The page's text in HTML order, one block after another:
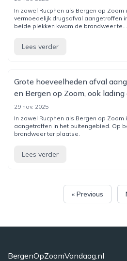
In zowel Rucphen als Bergen op
vermoedelijk drugsafval aangetroffen
beide plekken kwam de brandweer te...
Lees verder
Grote hoeveelheden afval
en Bergen op Zoom, ook
29 nov. 2025
In zowel Rucphen als Bergen op
aangetroffen in het buitengebied. Op
brandweer ter plaatse.
Lees verder
« Previous
BergenOpZoomVandaag.nl